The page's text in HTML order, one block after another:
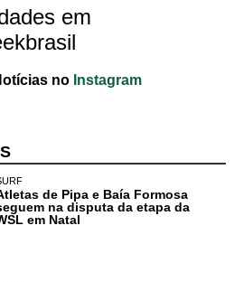
em
no Instagram
de Pipa e Baía Formosa
na disputa da etapa da
em Natal